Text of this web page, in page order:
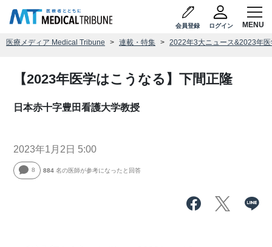
会員登録 ログイン
医療メディア Medical Tribune 連載・特集 2022年3大ニュース&2023年
【2023年医学はこうなる】下間正隆
日本赤十字豊田看護大学教授
2023年1月2日 5:00
8 884 名の医師が参考になったと回答